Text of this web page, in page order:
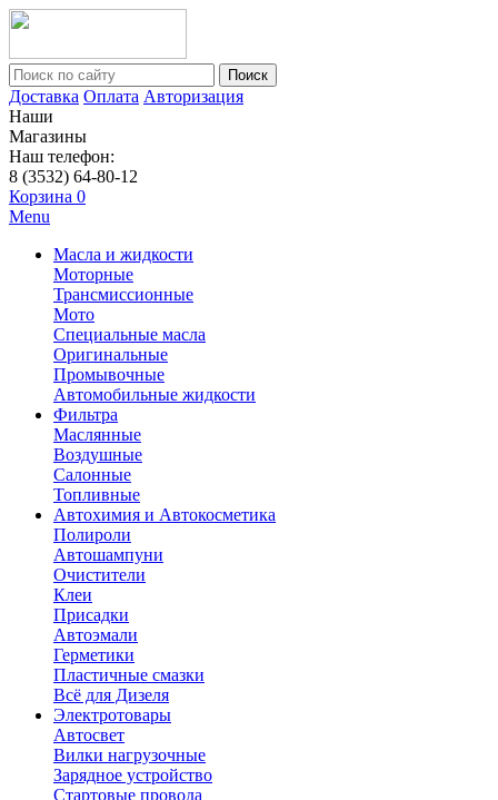
Поиск
Доставка Оплата Авторизация
Наши
Магазины
Наш телефон:
8 (3532) 64-80-12
Корзина 0
Menu
Масла и жидкости
Моторные
Трансмиссионные
Мото
Специальные масла
Оригинальные
Промывочные
Автомобильные жидкости
Фильтра
Маслянные
Воздушные
Салонные
Топливные
Автохимия и Автокосметика
Полироли
Автошампуни
Очистители
Клеи
Присадки
Автоэмали
Герметики
Пластичные смазки
Всё для Дизеля
Электротовары
Автосвет
Вилки нагрузочные
Зарядное устройство
Стартовые провода